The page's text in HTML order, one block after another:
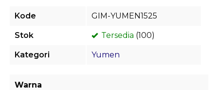
Kode GIM-YUMEN1525
Stok Tersedia (100)
Kategori Yumen
Warna